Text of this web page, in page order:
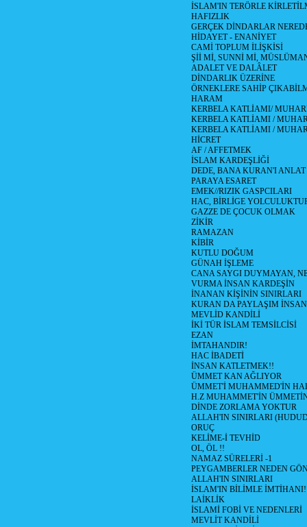
İSLAM'IN TERÖRLE
HAFIZLIK
GERÇEK DİNDARLAR
HİDAYET - ENANİYET
CAMİ TOPLUM İLİŞKİSİ
Şİİ Mİ, SUNNİ Mİ,
ADALET VE DALÂLET
DİNDARLIK ÜZERİNE
ÖRNEKLERE SAHİP
HARAM
KERBELA KATLİAMI/
KERBELA KATLİAMI /
KERBELA KATLİAMI /
HİCRET
AF / AFFETMEK
İSLAM KARDEŞLİĞİ
DEDE, BANA KURAN'I ANLAT
PARAYA ESARET
EMEK//RIZIK GASPCILARI
HAC, BİRLİGE
GAZZE DE ÇOCUK OLMAK
ZİKİR
RAMAZAN
KİBİR
KUTLU DOĞUM
GÜNAH İŞLEME
CANA SAYGI DUYMAYAN,
VURMA İNSAN KARDEŞİN
İNANAN KİŞİNİN SINIRLARI
KURAN DA PAYLAŞIM
MEVLİD KANDİLİ
İKİ TÜR İSLAM TEMSİLCİSİ
EZAN
İMTAHANDIR!
HAC İBADETİ
İNSAN KATLETMEK!!
ÜMMET KAN AĞLIYOR
ÜMMET'İ MUHAMMED'İN
H.Z MUHAMMET'İN
DİNDE ZORLAMA YOKTUR
ALLAH'IN SINIRLARI
ORUÇ
KELİME-İ TEVHİD
OL, ÖL !!
NAMAZ SÜRELERİ -1
PEYGAMBERLER NEDEN
ALLAH'IN SINIRLARI
İSLAM'IN BİLİMLE İMTİHANI!
LAİKLİK
İSLAMİ FOBİ VE NEDENLERİ
MEVLİT KANDİLİ